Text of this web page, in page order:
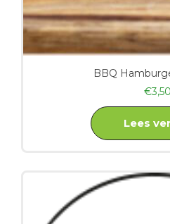
BBQ
€3,50
Lees